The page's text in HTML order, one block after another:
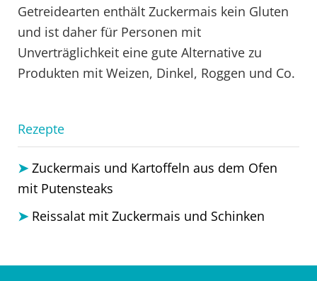
Getreidearten enthält Zuckermais kein Gluten
und ist daher für Personen mit
Unverträglichkeit eine gute Alternative zu
Produkten mit Weizen, Dinkel, Roggen und Co.
Rezepte
Zuckermais und Kartoffeln aus dem Ofen
mit Putensteaks
Reissalat mit Zuckermais und Schinken